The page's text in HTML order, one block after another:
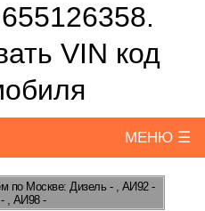
VIN код
МЕНЮ ☰
по Москве: Дизель - , АИ92 -
, АИ98 -